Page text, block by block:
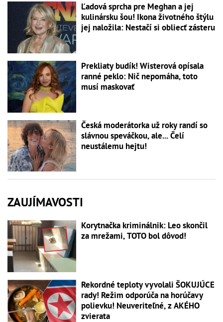
Ľadová sprcha pre Meghan a jej
kulinársku šou! Ikona životného štýlu
jej naložila: Nestačí si obliecť zásteru
Prekliaty budík! Wisterová opísala
ranné peklo: Nič nepomáha, toto
musí maskovať
Česká moderátorka už roky randí so
slávnou speváčkou, ale... Čelí
neustálemu hejtu!
ZAUJÍMAVOSTI
Korytnačka kriminálnik: Leo skončil
za mrežami, TOTO bol dôvod!
Rekordné teploty vyvolali ŠOKUJÚCE
rady! Režim odporúča na horúčavy
polievku! Neuveriteľné, z AKÉHO
zvierata